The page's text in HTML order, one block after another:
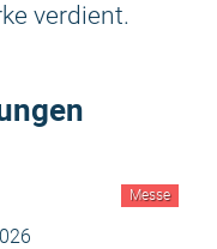
verdient.
Messe